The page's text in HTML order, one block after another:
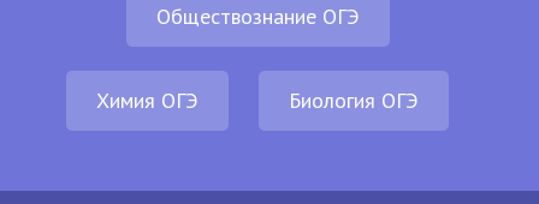
Обществознание ОГЭ
Химия ОГЭ Биология ОГЭ